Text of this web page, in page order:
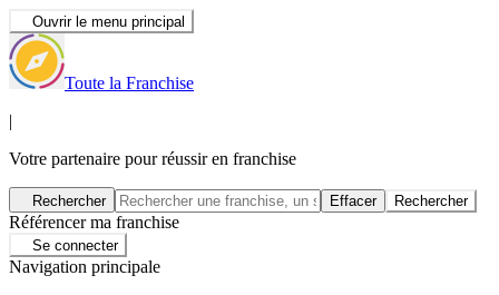
Ouvrir le menu principal
Toute la Franchise
|
Votre partenaire pour réussir en franchise
Rechercher Effacer Rechercher
Référencer ma franchise
Se connecter
Navigation principale